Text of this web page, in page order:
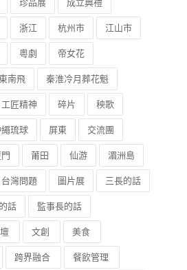
教育日 他吸引了全世界的目光
珍品展 成立典禮
浙江 杭州市
粵劇 帝女花
東南飛 秦淮冷月葬花魁
工匠精神 碎片 秧歌
琉球 交流團
門 莆田 仙游 湄洲島
台灣問題 圖片展
話 監事長的話
文創 美食